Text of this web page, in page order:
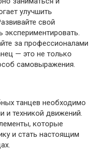
улучшить
свой
экспериментировать.
за профессионалами
— это не только
самовыражения.
танцев необходимо
и техникой движений.
которые
и стать настоящим